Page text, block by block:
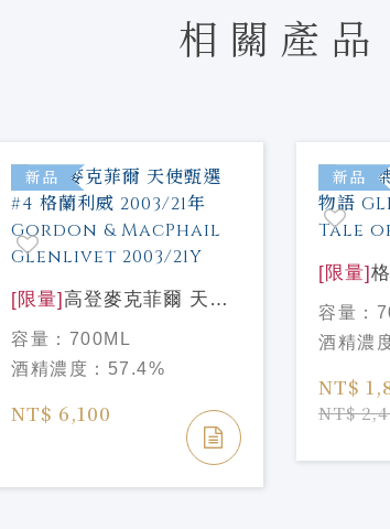
相關產品
新品
[限量] 高登麥克菲爾 天使
甄選#4 格蘭利威 2003/21
年 Gordon & MacPhail
Glenlivet 2003/21Y
容量： 700ML
酒精濃度： 57.4%
NT$ 6,100
新品
[限量]
淇淋物語
of Ice
容量：
酒精濃
NT$
NT$